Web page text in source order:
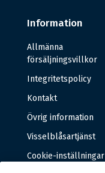
Information
Allmänna
försäljningsvillkor
Integritetspolicy
Kontakt
Övrig information
Visselblåsartjänst
Cookie-inställningar